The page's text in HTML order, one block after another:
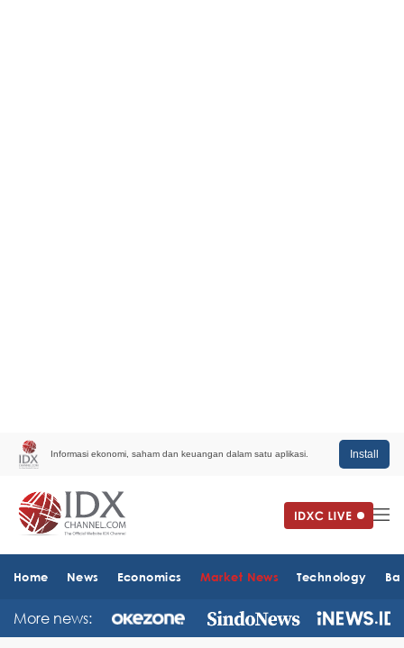
Informasi ekonomi, saham dan keuangan dalam satu aplikasi. Install
Home News Economics Market News Technology
More news: